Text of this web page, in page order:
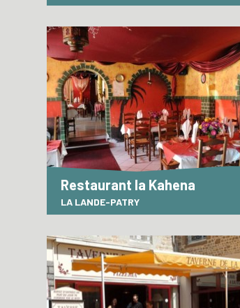
Restaurant la Kahena
LA LANDE-PATRY